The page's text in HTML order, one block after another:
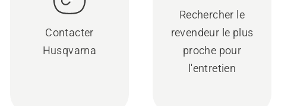
Contacter
Husqvarna
Rechercher le
revendeur le plus
proche pour
l'entretien